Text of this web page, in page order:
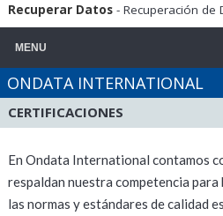
Recuperar Datos- Recuperación de
MENU
ONDATA INTERNATIONAL
CERTIFICACIONES
En Ondata International contamos
respaldan nuestra competencia
las normas y estándares de calidad